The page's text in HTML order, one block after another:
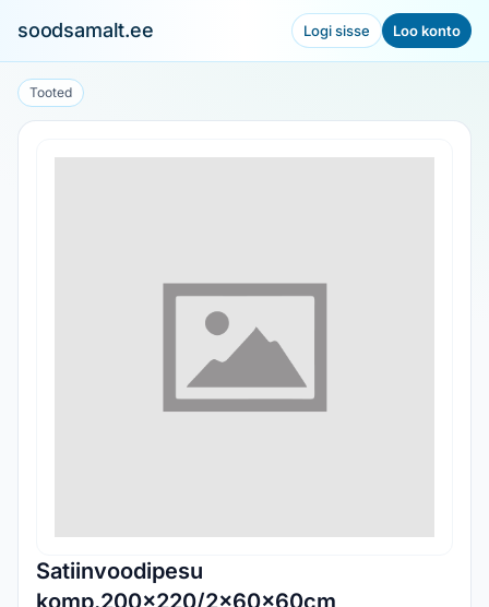
soodsamalt.ee Logi sisse Loo konto
Tooted
Satiinvoodipesu
komp.200x220/2x60x60cm